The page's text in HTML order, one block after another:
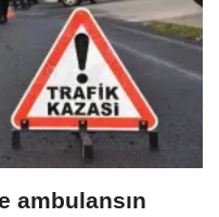
ambulansın